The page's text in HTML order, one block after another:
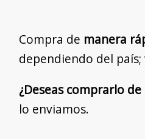
Compra de manera
dependiendo del país;
¿Deseas comprarlo
lo enviamos.